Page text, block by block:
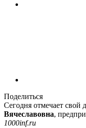
Поделиться
Сегодня отмечает свой
Вячеславовна,
1000inf.ru